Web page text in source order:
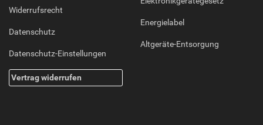
Widerrufsrecht
Datenschutz
Datenschutz-Einstellungen
Vertrag widerrufen
Energielabel
Altgeräte-Entsorgung